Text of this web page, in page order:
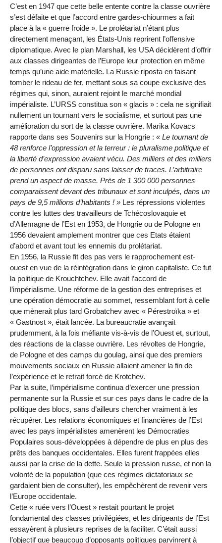
C’est en 1947 que cette belle entente contre la classe ouvrière
s’est défaite et que l’accord entre gardes-chiourmes a fait
place à la « guerre froide ». Le prolétariat n’étant plus
directement menaçant, les États-Unis reprirent l’offensive
diplomatique. Avec le plan Marshall, les USA décidèrent d’offrir
aux classes dirigeantes de l’Europe leur protection en même
temps qu’une aide matérielle. La Russie riposta en faisant
tomber le rideau de fer, mettant sous sa coupe exclusive des
régimes qui, sinon, auraient rejoint le marché mondial
impérialiste. L’URSS constitua son « glacis » : cela ne signifiait
nullement un tournant vers le socialisme, et surtout pas une
amélioration du sort de la classe ouvrière. Marika Kovacs
rapporte dans ses Souvenirs sur la Hongrie : « Le tournant de
48 renforce l’oppression et la terreur : le pluralisme politique et
la liberté d’expression avaient vécu. Des milliers et des milliers
de personnes ont disparu sans laisser de traces. L’arbitraire
prend un aspect de masse. Près de 1 300 000 personnes
comparaissent devant des tribunaux et sont inculpés, dans un
pays de 9,5 millions d’habitants ! » Les répressions violentes
contre les luttes des travailleurs de Tchécoslovaquie et
d’Allemagne de l’Est en 1953, de Hongrie ou de Pologne en
1956 devaient amplement montrer que ces Etats étaient
d’abord et avant tout les ennemis du prolétariat.
En 1956, la Russie fit des pas vers le rapprochement est-
ouest en vue de la réintégration dans le giron capitaliste. Ce fut
la politique de Krouchtchev. Elle avait l’accord de
l’impérialisme. Une réforme de la gestion des entreprises et
une opération démocratie au sommet, ressemblant fort à celle
que mènerait plus tard Grobatchev avec « Pérestroïka » et
« Gastnost », était lancée. La bureaucratie avançait
prudemment, à la fois méfiante vis-à-vis de l’Ouest et, surtout,
des réactions de la classe ouvrière. Les révoltes de Hongrie,
de Pologne et des camps du goulag, ainsi que des premiers
mouvements sociaux en Russie allaient amener la fin de
l’expérience et le retrait forcé de Krotchev.
Par la suite, l’impérialisme continua d’exercer une pression
permanente sur la Russie et sur ces pays dans le cadre de la
politique des blocs, sans d’ailleurs chercher vraiment à les
récupérer. Les relations économiques et financières de l’Est
avec les pays impérialistes amenèrent les Démocraties
Populaires sous-développées à dépendre de plus en plus des
prêts des banques occidentales. Elles furent frappées elles
aussi par la crise de la dette. Seule la pression russe, et non la
volonté de la population (que ces régimes dictatoriaux se
gardaient bien de consulter), les empêchèrent de revenir vers
l’Europe occidentale.
Cette « ruée vers l’Ouest » restait pourtant le projet
fondamental des classes privilégiées, et les dirigeants de l’Est
essayèrent à plusieurs reprises de la faciliter. C’était aussi
l’objectif que beaucoup d’opposants politiques parvinrent à